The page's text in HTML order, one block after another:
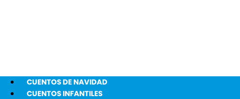
CUENTOS DE NAVIDAD
CUENTOS INFANTILES